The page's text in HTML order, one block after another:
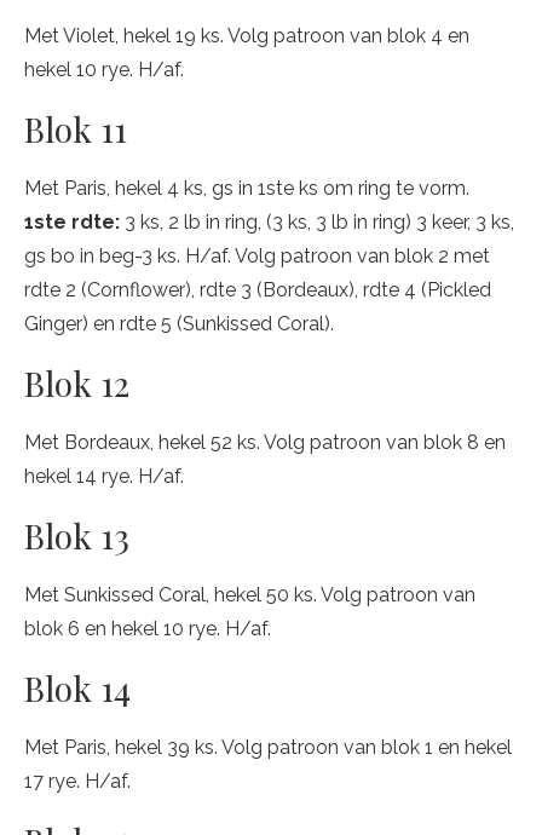
Met Violet, hekel 19 ks. Volg patroon van blok 4 en
hekel 10 rye. H/af.
Blok 11
Met Paris, hekel 4 ks, gs in 1ste ks om ring te vorm.
1ste rdte: 3 ks, 2 lb in ring, (3 ks, 3 lb in ring) 3 keer, 3 ks,
gs bo in beg-3 ks. H/af. Volg patroon van blok 2 met
rdte 2 (Cornflower), rdte 3 (Bordeaux), rdte 4 (Pickled
Ginger) en rdte 5 (Sunkissed Coral).
Blok 12
Met Bordeaux, hekel 52 ks. Volg patroon van blok 8 en
hekel 14 rye. H/af.
Blok 13
Met Sunkissed Coral, hekel 50 ks. Volg patroon van
blok 6 en hekel 10 rye. H/af.
Blok 14
Met Paris, hekel 39 ks. Volg patroon van blok 1 en hekel
17 rye. H/af.